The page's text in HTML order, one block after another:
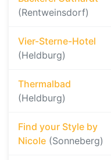
(Rentweinsdorf)
Vier-Sterne-Hotel
(Heldburg)
Thermalbad
(Heldburg)
Find your Style by
Nicole (Sonneberg)